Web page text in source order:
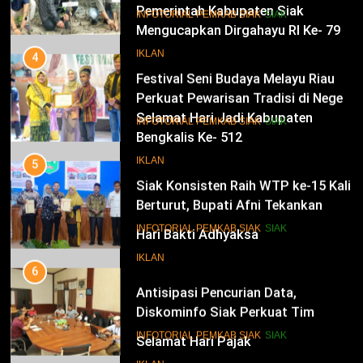
Pemerintah Kabupaten Siak
Mengucapkan Dirgahayu RI Ke- 79
IKLAN
14
Selamat Hari Jadi Kabupaten
Bengkalis Ke- 512
IKLAN
15
Hari Bakti Adhyaksa
IKLAN
16
Selamat Hari Pajak
Pesisir
4
Festival Seni Budaya Melayu Riau
Perkuat Pewarisan Tradisi di Negeri
Istana
INFOTORIAL PEMKAB SIAK SIAK
5
Siak Konsisten Raih WTP ke-15 Kali
Berturut, Bupati Afni Tekankan
Penguatan Tata Kelola Keuangan
INFOTORIAL PEMKAB SIAK SIAK
6
Diskominfo Siak Perkuat Tim
Tanggap Insiden Siber Mendukung
INFOTORIAL PEMKAB SIAK SIAK
7